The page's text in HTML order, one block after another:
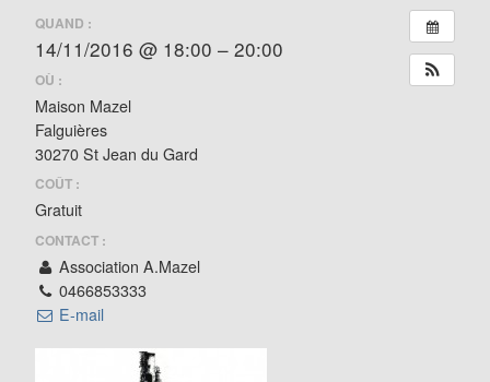
QUAND :
14/11/2016 @ 18:00 – 20:00
OÙ :
Maison Mazel
Falguières
30270 St Jean du Gard
COÛT :
Gratuit
CONTACT :
Association A.Mazel
0466853333
E-mail